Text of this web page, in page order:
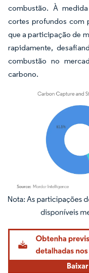
combustão. À
cortes profundos com
que a participação de
rapidamente,
combustão no
carbono.
Imagem © Mordor